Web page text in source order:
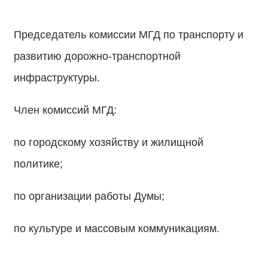
Председатель комиссии МГД по транспорту и
развитию дорожно-транспортной
инфраструктуры.
Член комиссий МГД:
по городскому хозяйству и жилищной
политике;
по организации работы Думы;
по культуре и массовым коммуникациям.